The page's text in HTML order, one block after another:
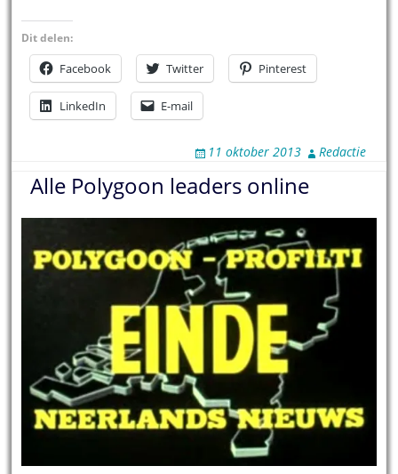
Dit delen:
Facebook Twitter Pinterest
LinkedIn E-mail
11 oktober 2013 Redactie
Alle Polygoon leaders online